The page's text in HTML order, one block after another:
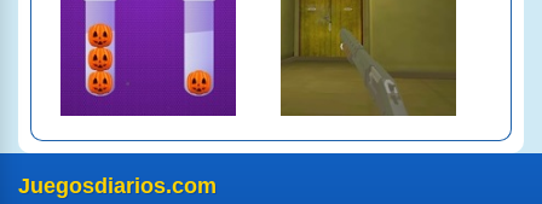
Juegosdiarios.com